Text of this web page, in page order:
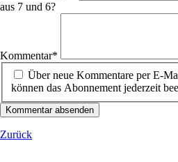
aus 7 und 6?
Kommentar*
Über neue Kommentare per E-
können das Abonnement jederzeit
Kommentar absenden
Zurück